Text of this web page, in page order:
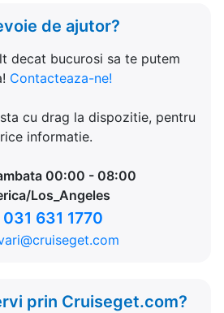
de ajutor?
decat bucurosi sa te putem
Contacteaza-ne!
cu drag la dispozitie, pentru
informatie.
00:00 - 08:00
Los_Angeles
031 631 1770
prin Cruiseget.com?